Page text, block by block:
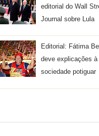
editorial do Wall
Journal sobre Lula
Editorial: Fátima
deve explicações à
sociedade potiguar